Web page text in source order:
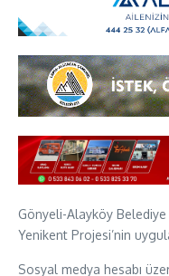
Gönyeli-Alayköy Belediye
Yenikent Projesi’nin
Sosyal medya hesabı